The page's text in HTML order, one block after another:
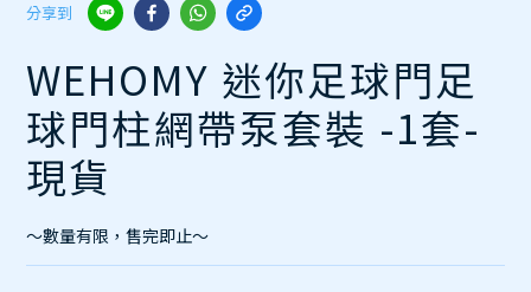
分享到
WEHOMY 迷你足球門足
球門柱網帶泵套裝 -1套-
現貨
～數量有限，售完即止～